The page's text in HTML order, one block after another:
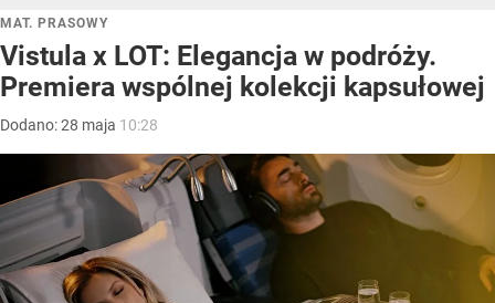
MAT. PRASOWY
Vistula x LOT: Elegancja w podróży.
Premiera wspólnej kolekcji kapsułowej
Dodano:28 maja 10:28